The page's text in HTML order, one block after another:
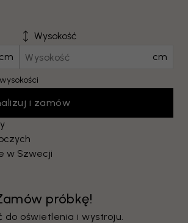
cm
Wysokość
cm
i zamów
w Szwecji
próbkę!
oświetlenia i wystroju.